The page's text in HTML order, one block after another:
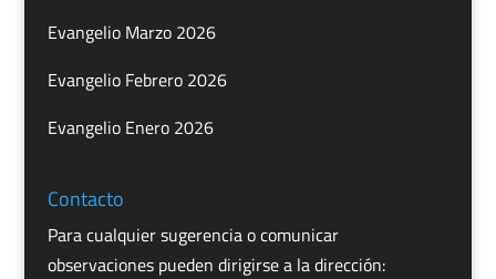
Evangelio Marzo 2026
Evangelio Febrero 2026
Evangelio Enero 2026
Contacto
Para cualquier sugerencia o comunicar
observaciones pueden dirigirse a la dirección: